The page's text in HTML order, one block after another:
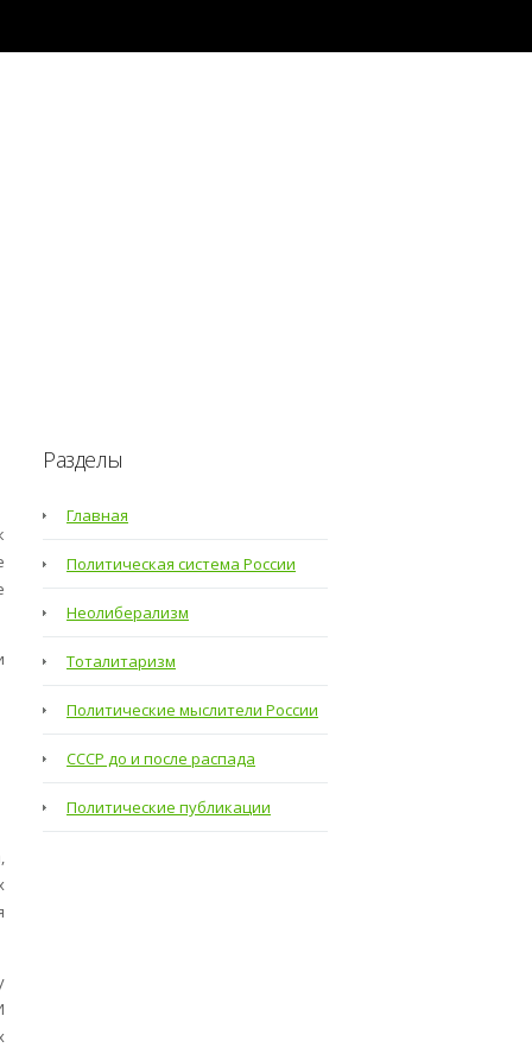
Разделы
Главная
Политическая система России
Неолиберализм
Тоталитаризм
Политические мыслители России
СССР до и после распада
Политические публикации